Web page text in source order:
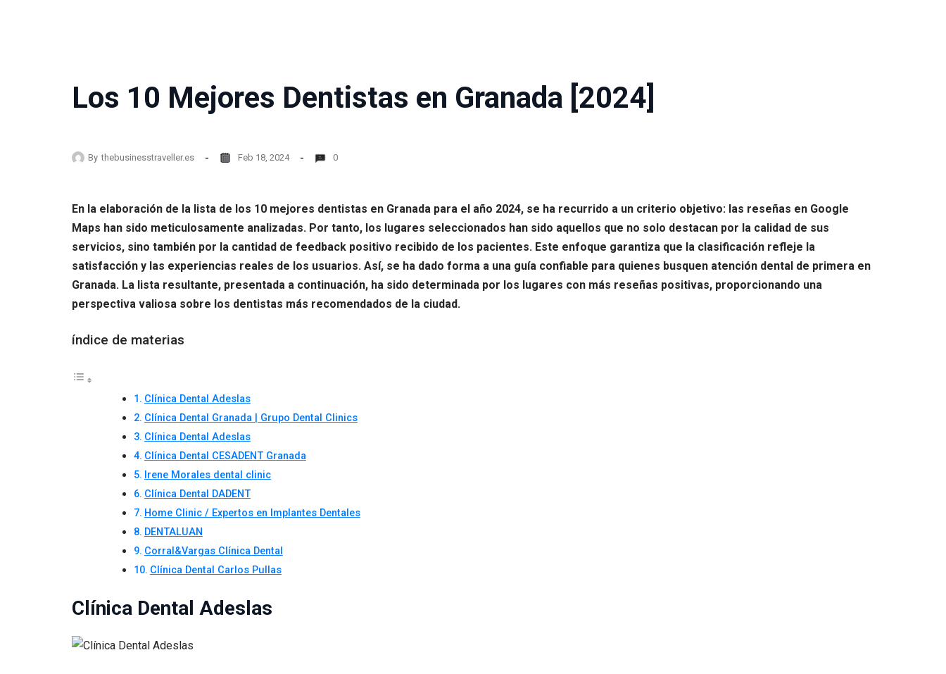
Los 10 Mejores Dentistas en Granada [2024]
By thebusinesstraveller.es Feb 18, 2024 0
En la elaboración de la lista de los 10 mejores dentistas en Granada para el año 2024, se ha recurrido a un criterio objetivo: las reseñas en Google
Maps han sido meticulosamente analizadas. Por tanto, los lugares seleccionados han sido aquellos que no solo destacan por la calidad de sus
servicios, sino también por la cantidad de feedback positivo recibido de los pacientes. Este enfoque garantiza que la clasificación refleje la
satisfacción y las experiencias reales de los usuarios. Así, se ha dado forma a una guía confiable para quienes busquen atención dental de primera en
Granada. La lista resultante, presentada a continuación, ha sido determinada por los lugares con más reseñas positivas, proporcionando una
perspectiva valiosa sobre los dentistas más recomendados de la ciudad.
índice de materias
Clínica Dental Adeslas
Clínica Dental Granada | Grupo Dental Clinics
Clínica Dental Adeslas
Clínica Dental CESADENT Granada
Irene Morales dental clinic
Clínica Dental DADENT
Home Clinic / Expertos en Implantes Dentales
DENTALUAN
Corral&Vargas Clínica Dental
Clínica Dental Carlos Pullas
Clínica Dental Adeslas